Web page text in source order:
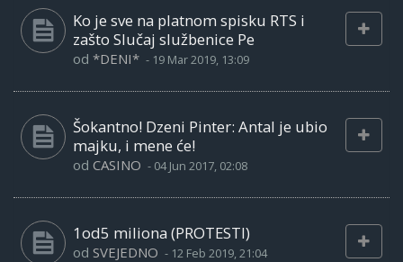
Ko je sve na platnom spisku RTS i
zašto Slučaj službenice Pe
od *DENI* - 19 Mar 2019, 13:09
Šokantno! Dzeni Pinter: Antal je ubio
majku, i mene će!
od CASINO - 04 Jun 2017, 02:08
1od5 miliona (PROTESTI)
od SVEJEDNO - 12 Feb 2019, 21:04